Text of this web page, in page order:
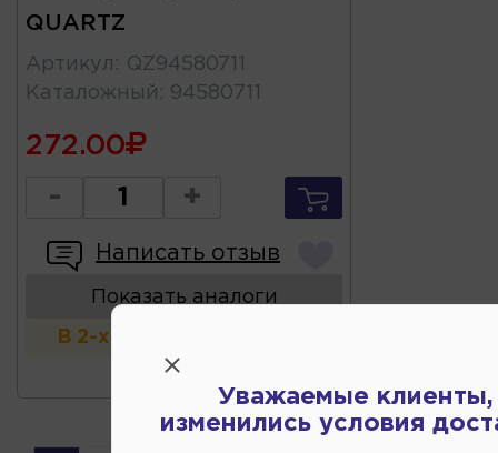
QUARTZ
Артикул : QZ94580711
Каталожный : 94580711
272.00
- +
Написать отзыв
Показать аналоги
В 2-х и более магазинах
Уважаемые клиенты,
изменились условия